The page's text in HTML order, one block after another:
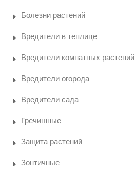
Болезни растений
Вредители в теплице
Вредители комнатных растений
Вредители огорода
Вредители сада
Гречишные
Защита растений
Зонтичные